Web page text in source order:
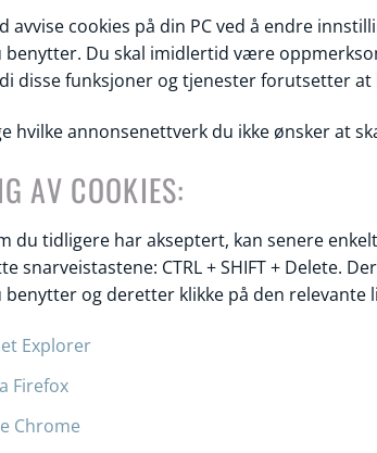
avvise cookies på din PC ved å endre
benytter. Du skal imidlertid være
disse funksjoner og tjenester forutsetter
hvilke annonsenettverk du ikke ønsker at
AV COOKIES:
du tidligere har akseptert, kan senere
snarveistastene: CTRL + SHIFT + Delete.
benytter og deretter klikke på den relevante
Explorer
Firefox
Chrome